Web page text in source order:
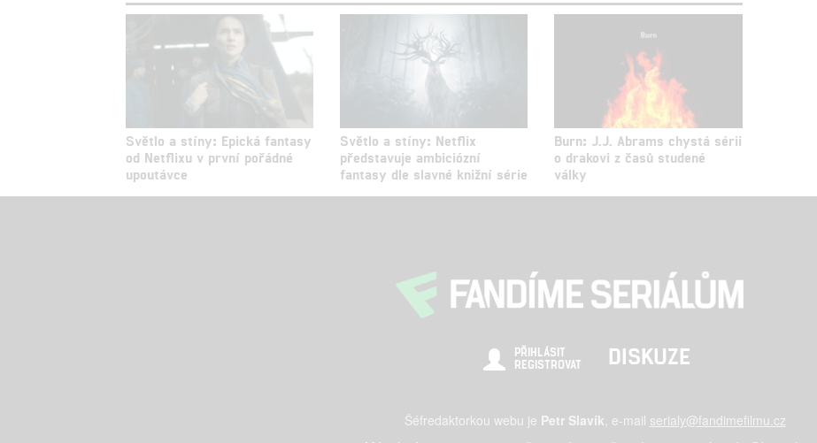
Světlo a stíny: Epická fantasy
od Netflixu v první pořádné
upoutávce
Světlo a stíny: Netflix
představuje ambiciózní
fantasy dle slavné knižní série
Burn: J.J. Abrams chystá sérii
o drakovi z časů studené
války
PŘIHLÁSIT
REGISTROVAT
DISKUZE
Šéfredaktorkou webu je Petr Slavík , e-mail serialy@fandimefilmu.cz